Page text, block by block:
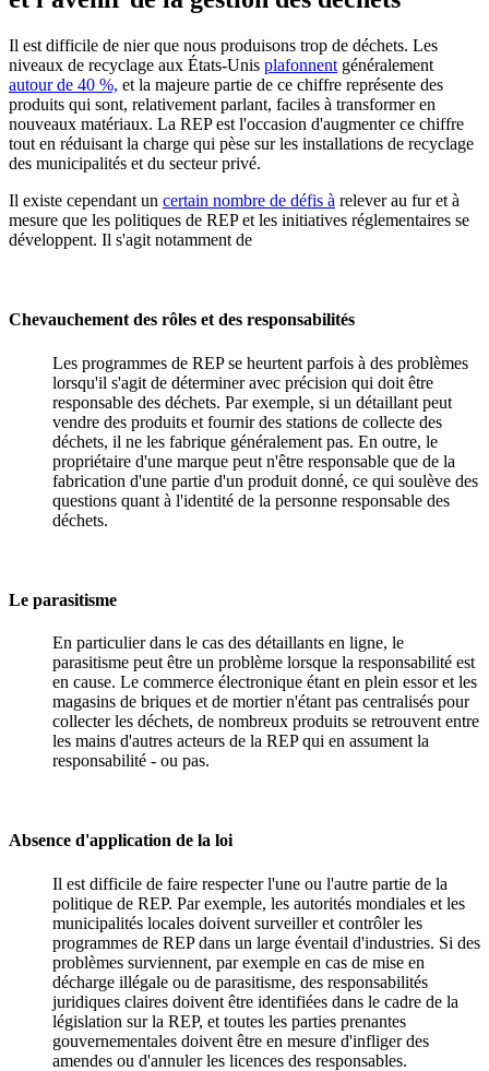
Il est difficile de nier que nous produisons trop de déchets. Les
niveaux de recyclage aux États-Unis plafonnent généralement
autour de 40 %, et la majeure partie de ce chiffre représente des
produits qui sont, relativement parlant, faciles à transformer en
nouveaux matériaux. La REP est l'occasion d'augmenter ce chiffre
tout en réduisant la charge qui pèse sur les installations de recyclage
des municipalités et du secteur privé.
Il existe cependant un certain nombre de défis à relever au fur et à
mesure que les politiques de REP et les initiatives réglementaires se
développent. Il s'agit notamment de
Chevauchement des rôles et des responsabilités
Les programmes de REP se heurtent parfois à des problèmes
lorsqu'il s'agit de déterminer avec précision qui doit être
responsable des déchets. Par exemple, si un détaillant peut
vendre des produits et fournir des stations de collecte des
déchets, il ne les fabrique généralement pas. En outre, le
propriétaire d'une marque peut n'être responsable que de la
fabrication d'une partie d'un produit donné, ce qui soulève des
questions quant à l'identité de la personne responsable des
déchets.
Le parasitisme
En particulier dans le cas des détaillants en ligne, le
parasitisme peut être un problème lorsque la responsabilité est
en cause. Le commerce électronique étant en plein essor et les
magasins de briques et de mortier n'étant pas centralisés pour
collecter les déchets, de nombreux produits se retrouvent entre
les mains d'autres acteurs de la REP qui en assument la
responsabilité - ou pas.
Absence d'application de la loi
Il est difficile de faire respecter l'une ou l'autre partie de la
politique de REP. Par exemple, les autorités mondiales et les
municipalités locales doivent surveiller et contrôler les
programmes de REP dans un large éventail d'industries. Si des
problèmes surviennent, par exemple en cas de mise en
décharge illégale ou de parasitisme, des responsabilités
juridiques claires doivent être identifiées dans le cadre de la
législation sur la REP, et toutes les parties prenantes
gouvernementales doivent être en mesure d'infliger des
amendes ou d'annuler les licences des responsables.